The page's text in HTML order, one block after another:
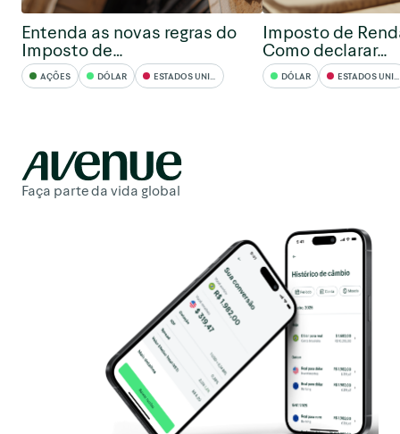
Entenda as novas regras do
Imposto de…
AÇÕES DÓLAR ESTADOS UNIDOS
Imposto de
Como declarar…
DÓLAR ESTADOS UNIDOS
Faça parte da vida global